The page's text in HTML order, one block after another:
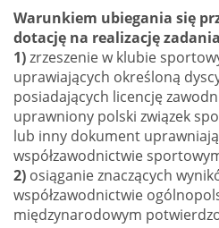
Warunkiem ubiegania się
dotację na realizację
1)zrzeszenie w klubie
uprawiających określoną
posiadających licencję
uprawniony polski związek
lub inny dokument
współzawodnictwie
2) osiąganie znaczących
współzawodnictwie
międzynarodowym